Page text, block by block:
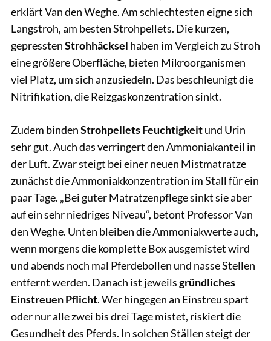
erklärt Van den Weghe. Am schlechtesten eigne sich
Langstroh, am besten Strohpellets. Die kurzen,
gepresstenStrohhäcksel haben im Vergleich zu Stroh
eine größere Oberfläche, bieten Mikroorganismen
viel Platz, um sich anzusiedeln. Das beschleunigt die
Nitrifikation, die Reizgaskonzentration sinkt.
Zudem bindenStrohpellets Feuchtigkeitund Urin
sehr gut. Auch das verringert den Ammoniakanteil in
der Luft. Zwar steigt bei einer neuen Mistmatratze
zunächst die Ammoniakkonzentration im Stall für ein
paar Tage. „Bei guter Matratzenpflege sinkt sie aber
auf ein sehr niedriges Niveau“, betont Professor Van
den Weghe. Unten bleiben die Ammoniakwerte auch,
wenn morgens die komplette Box ausgemistet wird
und abends noch mal Pferdebollen und nasse Stellen
entfernt werden. Danach ist jeweilsgründliches
Einstreuen Pflicht. Wer hingegen an Einstreu spart
oder nur alle zwei bis drei Tage mistet, riskiert die
Gesundheit des Pferds. In solchen Ställen steigt der